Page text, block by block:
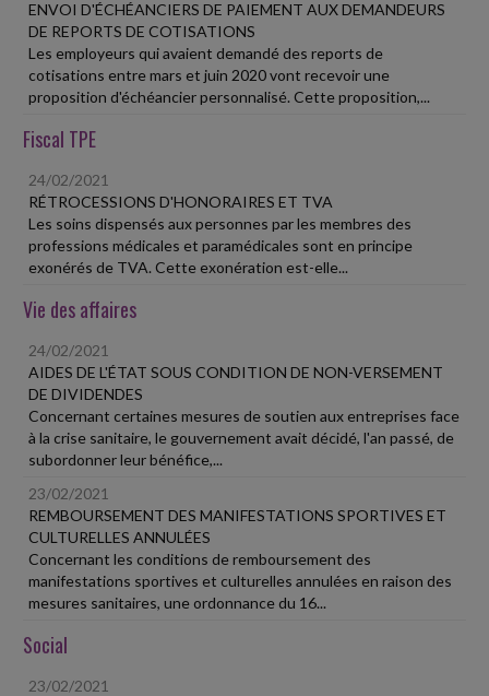
ENVOI D'ÉCHÉANCIERS DE PAIEMENT AUX DEMANDEURS
DE REPORTS DE COTISATIONS
Les employeurs qui avaient demandé des reports de
cotisations entre mars et juin 2020 vont recevoir une
proposition d'échéancier personnalisé. Cette proposition,...
Fiscal TPE
24/02/2021
RÉTROCESSIONS D'HONORAIRES ET TVA
Les soins dispensés aux personnes par les membres des
professions médicales et paramédicales sont en principe
exonérés de TVA. Cette exonération est-elle...
Vie des affaires
24/02/2021
AIDES DE L'ÉTAT SOUS CONDITION DE NON-VERSEMENT
DE DIVIDENDES
Concernant certaines mesures de soutien aux entreprises face
à la crise sanitaire, le gouvernement avait décidé, l'an passé, de
subordonner leur bénéfice,...
23/02/2021
REMBOURSEMENT DES MANIFESTATIONS SPORTIVES ET
CULTURELLES ANNULÉES
Concernant les conditions de remboursement des
manifestations sportives et culturelles annulées en raison des
mesures sanitaires, une ordonnance du 16...
Social
23/02/2021